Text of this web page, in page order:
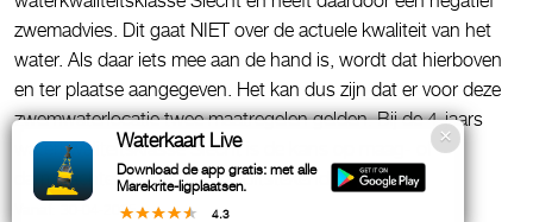
zwemadvies. Dit gaat NIET over de actuele kwaliteit van het
water. Als daar iets mee aan de hand is, wordt dat hierboven
en ter plaatse aangegeven. Het kan dus zijn dat er voor deze
zwemwaterlocatie twee maatregelen gelden. Bij de 4-jaars
waterkwaliteitsklasse Slecht is de kans op maag- of
darmklachten groter dan bij Uitstekend_
30-04-2025
Waterkaart Live
Download de app gratis: met alle
Marekrite-ligplaatsen.
4.3